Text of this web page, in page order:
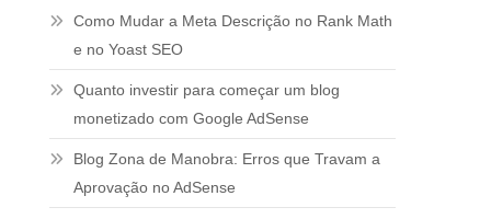
Como Mudar a Meta Descrição no Rank Math
e no Yoast SEO
Quanto investir para começar um blog
monetizado com Google AdSense
Blog Zona de Manobra: Erros que Travam a
Aprovação no AdSense